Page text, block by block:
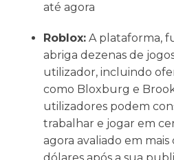
até agora
Roblox:A plataforma,
abriga dezenas de
utilizador, incluindo
como Bloxburg e
utilizadores podem
trabalhar e jogar em
agora avaliado em mais